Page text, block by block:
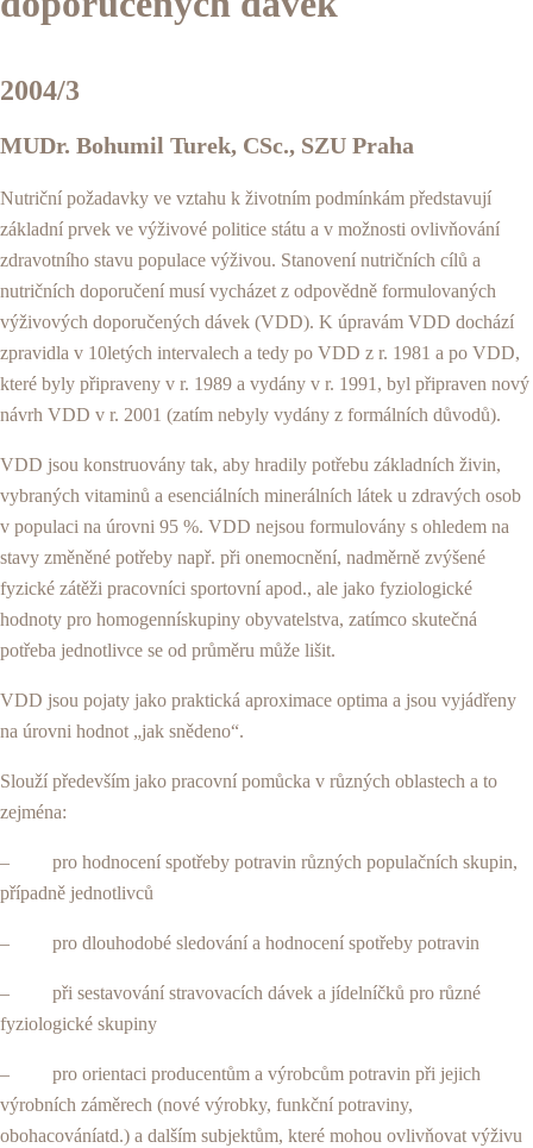
2004/3
MUDr. Bohumil Turek, CSc., SZU Praha
Nutriční požadavky ve vztahu k životním podmín­kám představují
základní prvek ve výživové politice státu a v možnosti ovlivňování
zdravotního stavu po­pulace výživou. Stanovení nutričních cílů a
nutričních doporučení musí vycházet z odpovědně formulova­ných
výživových doporučených dávek (VDD). K úpravám VDD dochází
zpravidla v 10letých inter­valech a tedy po VDD z r. 1981 a po VDD,
které byly připraveny v r. 1989 a vydány v r. 1991, byl připraven nový
návrh VDD v r. 2001 (zatím nebyly vydány z for­málních důvodů).
VDD jsou konstruovány tak, aby hradily potřebu zá­kladních živin,
vybraných vitaminů a esenciálních mi­nerálních látek u zdravých osob
v populaci na úrovni 95 %. VDD nejsou formulovány s ohledem na
stavy změněné potřeby např. při onemocnění, nadměrně zvý­šené
fyzické zátěži pracovníci sportovní apod., ale jako fyziologické
hodnoty pro homogennískupiny obyvatel­stva, zatímco skutečná
potřeba jednotlivce se od prů­měru může lišit.
VDD jsou pojaty jako praktická aproximace optima a jsou vyjádřeny
na úrovni hodnot „jak snědeno“.
Slouží především jako pracovní pomůcka v různých oblastech a to
zejména:
– pro hodnocení spotřeby potravin různých populač­ních skupin,
případně jednotlivců
– pro dlouhodobé sledování a hodnocení spotřeby potravin
– při sestavování stravovacích dávek a jídelníčků pro různé
fyziologické skupiny
– pro orientaci producentům a výrobcům potravin při jejich
výrobních záměrech (nové výrobky, funkční potraviny,
obohacováníatd.) a dalším subjektům, které mohou ovlivňovat výživu